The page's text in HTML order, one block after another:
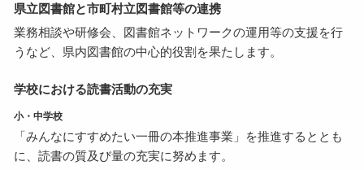
県立図書館と市町村立図書館等の連携
業務相談や研修会、図書館ネットワークの運用等の支援を行
うなど、県内図書館の中心的役割を果たします。
学校における読書活動の充実
小・中学校
「みんなにすすめたい一冊の本推進事業」を推進するととも
に、読書の質及び量の充実に努めます。